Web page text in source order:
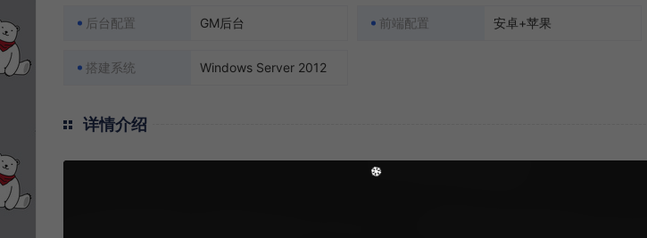
后台配置 GM后台 前端配置 安卓+苹果
搭建系统 Windows Server 2012
详情介绍